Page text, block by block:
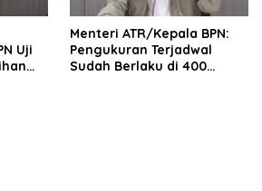
Uji
Menteri ATR/Kepala BPN:
Pengukuran Terjadwal
Sudah Berlaku di 400